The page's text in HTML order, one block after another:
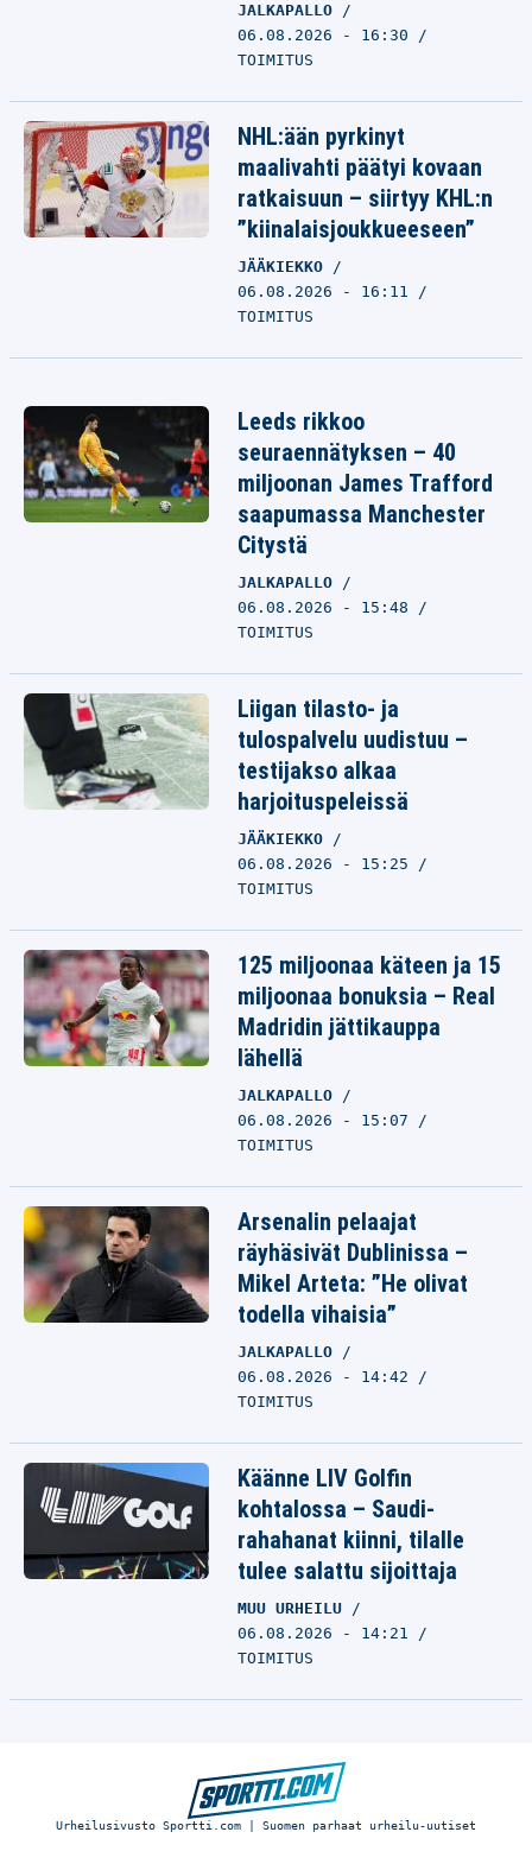
JALKAPALLO
06.08.2026 - 16:30
TOIMITUS
NHL:ään pyrkinyt
maalivahti päätyi kovaan
ratkaisuun – siirtyy KHL:n
”kiinalaisjoukkueeseen”
JÄÄKIEKKO
06.08.2026 - 16:11
TOIMITUS
Leeds rikkoo
seuraennätyksen – 40
miljoonan James Trafford
saapumassa Manchester
Citystä
JALKAPALLO
06.08.2026 - 15:48
TOIMITUS
Liigan tilasto- ja
tulospalvelu uudistuu –
testijakso alkaa
harjoituspeleissä
JÄÄKIEKKO
06.08.2026 - 15:25
TOIMITUS
125 miljoonaa käteen ja 15
miljoonaa bonuksia – Real
Madridin jättikauppa
lähellä
JALKAPALLO
06.08.2026 - 15:07
TOIMITUS
Arsenalin pelaajat
räyhäsivät Dublinissa –
Mikel Arteta: ”He olivat
todella vihaisia”
JALKAPALLO
06.08.2026 - 14:42
TOIMITUS
Käänne LIV Golfin
kohtalossa – Saudi-
rahahanat kiinni, tilalle
tulee salattu sijoittaja
MUU URHEILU
06.08.2026 - 14:21
TOIMITUS
Urheilusivusto Sportti.com | Suomen parhaat urheilu-uutiset